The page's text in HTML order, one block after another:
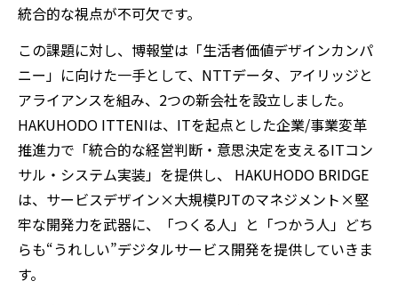
統合的な視点が不可欠です。
この課題に対し、博報堂は「生活者価値デザインカンパ
ニー」に向けた一手として、 NTTデータ、アイリッジと
アライアンスを組み、 2つの新会社を設立しました。
HAKUHODO ITTENIは、 ITを起点とした企業/事業変革
推進力で「統合的な経営判断・意思決定を支えるITコン
サル・システム実装」を提供し、
HAKUHODO BRIDGE
は、 サービスデザイン×大規模PJTのマネジメント ×堅
牢な開発力を武器に、「つくる人」と「つかう人」どち
らも“うれしい”デジタルサービス開発を提供していきま
す。